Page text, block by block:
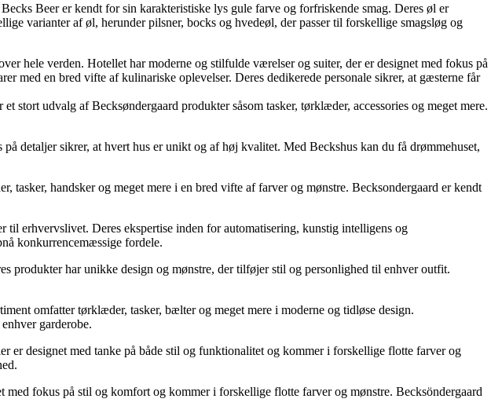
Beer er kendt for sin karakteristiske lys gule farve og forfriskende smag. Deres øl er
varianter af øl, herunder pilsner, bocks og hvedeøl, der passer til forskellige smagsløg og
hele verden. Hotellet har moderne og stilfulde værelser og suiter, der er designet med fokus på
med en bred vifte af kulinariske oplevelser. Deres dedikerede personale sikrer, at gæsterne får
udvalg af Becksøndergaard produkter såsom tasker, tørklæder, accessories og meget mere.
detaljer sikrer, at hvert hus er unikt og af høj kvalitet. Med Beckshus kan du få drømmehuset,
handsker og meget mere i en bred vifte af farver og mønstre. Becksondergaard er kendt
erhvervslivet. Deres ekspertise inden for automatisering, kunstig intelligens og
konkurrencemæssige fordele.
produkter har unikke design og mønstre, der tilføjer stil og personlighed til enhver outfit.
omfatter tørklæder, tasker, bælter og meget mere i moderne og tidløse design.
garderobe.
designet med tanke på både stil og funktionalitet og kommer i forskellige flotte farver og
fokus på stil og komfort og kommer i forskellige flotte farver og mønstre. Becksöndergaard